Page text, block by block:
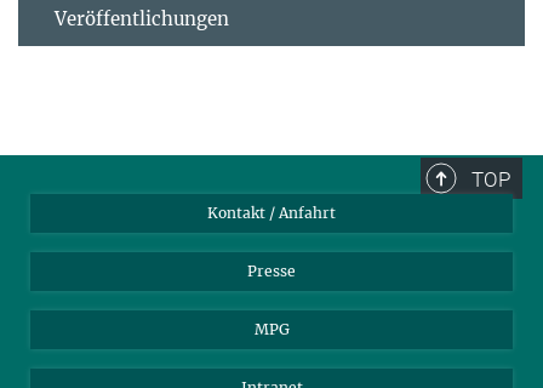
Veröffentlichungen
TOP
Kontakt / Anfahrt
Presse
MPG